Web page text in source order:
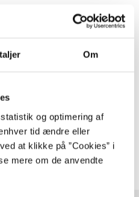
Om
og optimering af
tid ændre eller
at klikke på ”Cookies” i
mere om de anvendte
amet ...